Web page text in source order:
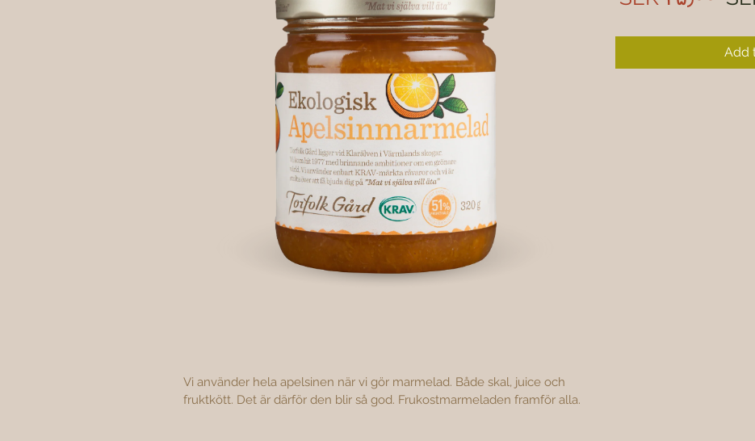
Vi använder hela apelsinen när vi gör marmelad. Både skal, juice och
fruktkött. Det är därför den blir så god. Frukostmarmeladen framför alla.
Add